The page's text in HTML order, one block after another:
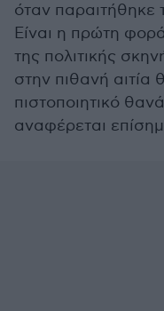
όταν παραιτήθηκε
Είναι η πρώτη
της πολιτικής
στην πιθανή αιτία
πιστοποιητικό
αναφέρεται